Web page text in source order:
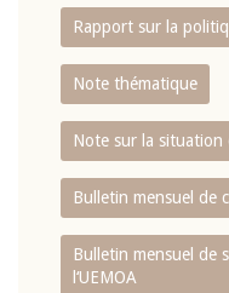
Rapport sur la
Note thématique
Note sur la situation
Bulletin mensuel de
Bulletin mensuel de
l‘UEMOA